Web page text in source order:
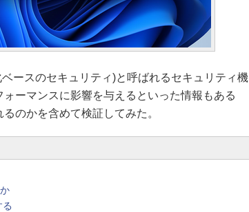
ースのセキュリティ)と呼ばれるセキュリティ機
ーマンスに影響を与えるといった情報もある
のかを含めて検証してみた。